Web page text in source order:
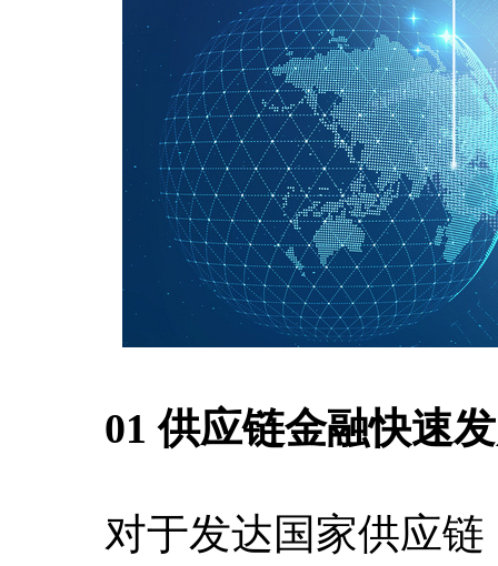
01 供应链金融快速
对于发达国家供应